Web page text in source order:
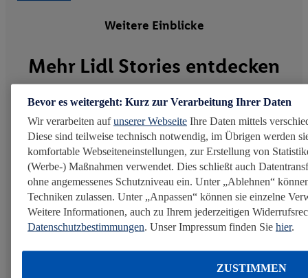
Weitere Einblicke
Mehr Lidl Stories entdecken
Gesundheit fördern
Bevor es weitergeht: Kurz zur Verarbeitung Ihrer Daten
Wir verarbeiten aufunserer Webseite Ihre Daten mittels
Diese sind teilweise technisch notwendig, im Übrigen werden
komfortable Webseiteneinstellungen, zur Erstellung von
(Werbe-) Maßnahmen verwendet. Dies schließt auch
ohne angemessenes Schutzniveau ein. Unter „Ablehnen“
Techniken zulassen. Unter „Anpassen“ können sie einzelne
Weitere Informationen, auch zu Ihrem jederzeitigen
Datenschutzbestimmungen. Unser Impressum finden Sie hier.
ZUSTIMMEN